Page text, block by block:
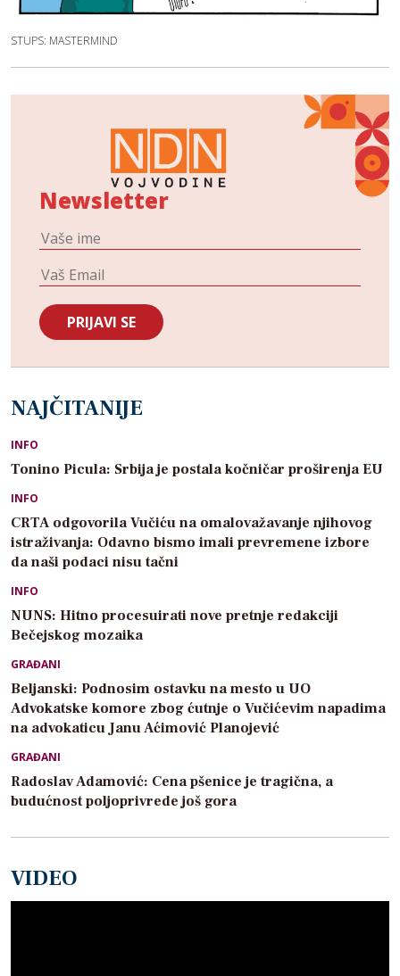
STUPS: MASTERMIND
Newsletter
NAJČITANIJE
INFO
Tonino Picula: Srbija je postala kočničar proširenja EU
INFO
CRTA odgovorila Vučiću na omalovažavanje njihovog
istraživanja: Odavno bismo imali prevremene izbore
da naši podaci nisu tačni
INFO
NUNS: Hitno procesuirati nove pretnje redakciji
Bečejskog mozaika
GRAĐANI
Beljanski: Podnosim ostavku na mesto u UO
Advokatske komore zbog ćutnje o Vučićevim napadima
na advokaticu Janu Aćimović Planojević
GRAĐANI
Radoslav Adamović: Cena pšenice je tragična, a
budućnost poljoprivrede još gora
VIDEO